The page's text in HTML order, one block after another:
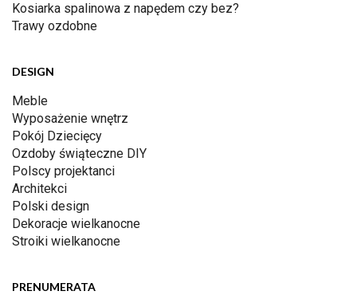
Kosiarka spalinowa z napędem czy bez?
Trawy ozdobne
DESIGN
Meble
Wyposażenie wnętrz
Pokój Dziecięcy
Ozdoby świąteczne DIY
Polscy projektanci
Architekci
Polski design
Dekoracje wielkanocne
Stroiki wielkanocne
PRENUMERATA